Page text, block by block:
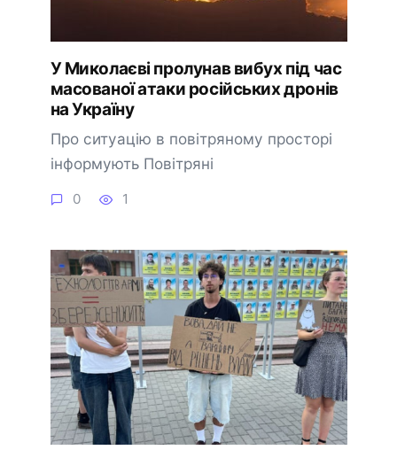
У Миколаєві пролунав вибух під час
масованої атаки російських дронів
на Україну
Про ситуацію в повітряному просторі
інформують Повітряні
0 1